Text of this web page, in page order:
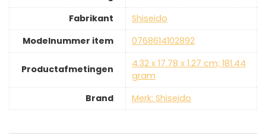
Fabrikant
‎Shiseido
Modelnummer item
‎0768614102892
Productafmetingen
‎4.32 x 17.78 x 1.27 cm; 181.44
gram
Brand
Merk: Shiseido